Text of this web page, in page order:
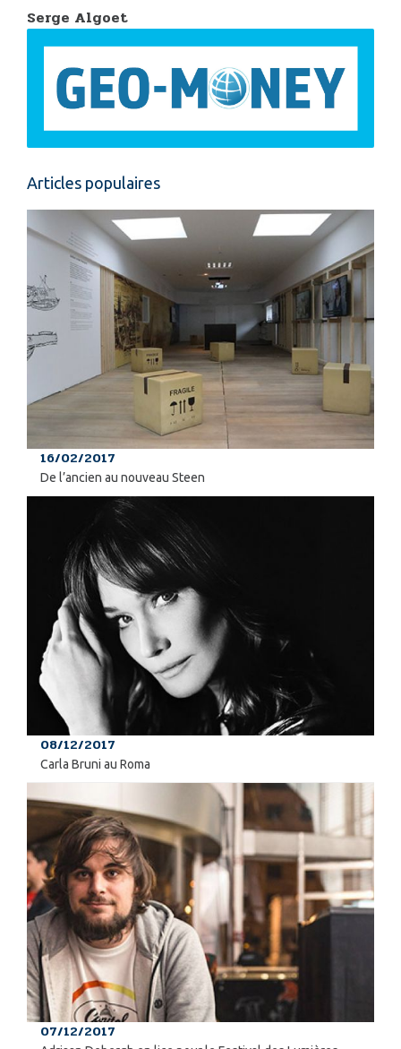
Serge Algoet
Articles populaires
16/02/2017
De l’ancien au nouveau Steen
08/12/2017
Carla Bruni au Roma
07/12/2017